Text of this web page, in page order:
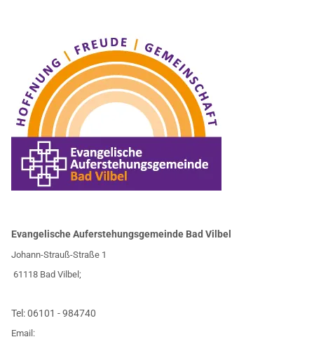
Evangelische Auferstehungsgemeinde Bad Vilbel
Johann-Strauß-Straße 1
61118 Bad Vilbel;
Tel:06101 - 984740
Email: